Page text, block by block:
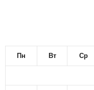
Пн Вт Ср